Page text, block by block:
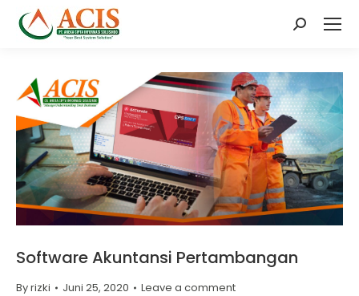
Search:
Software Akuntansi Pertambangan
Byrizki Juni 25, 2020 Leave a comment